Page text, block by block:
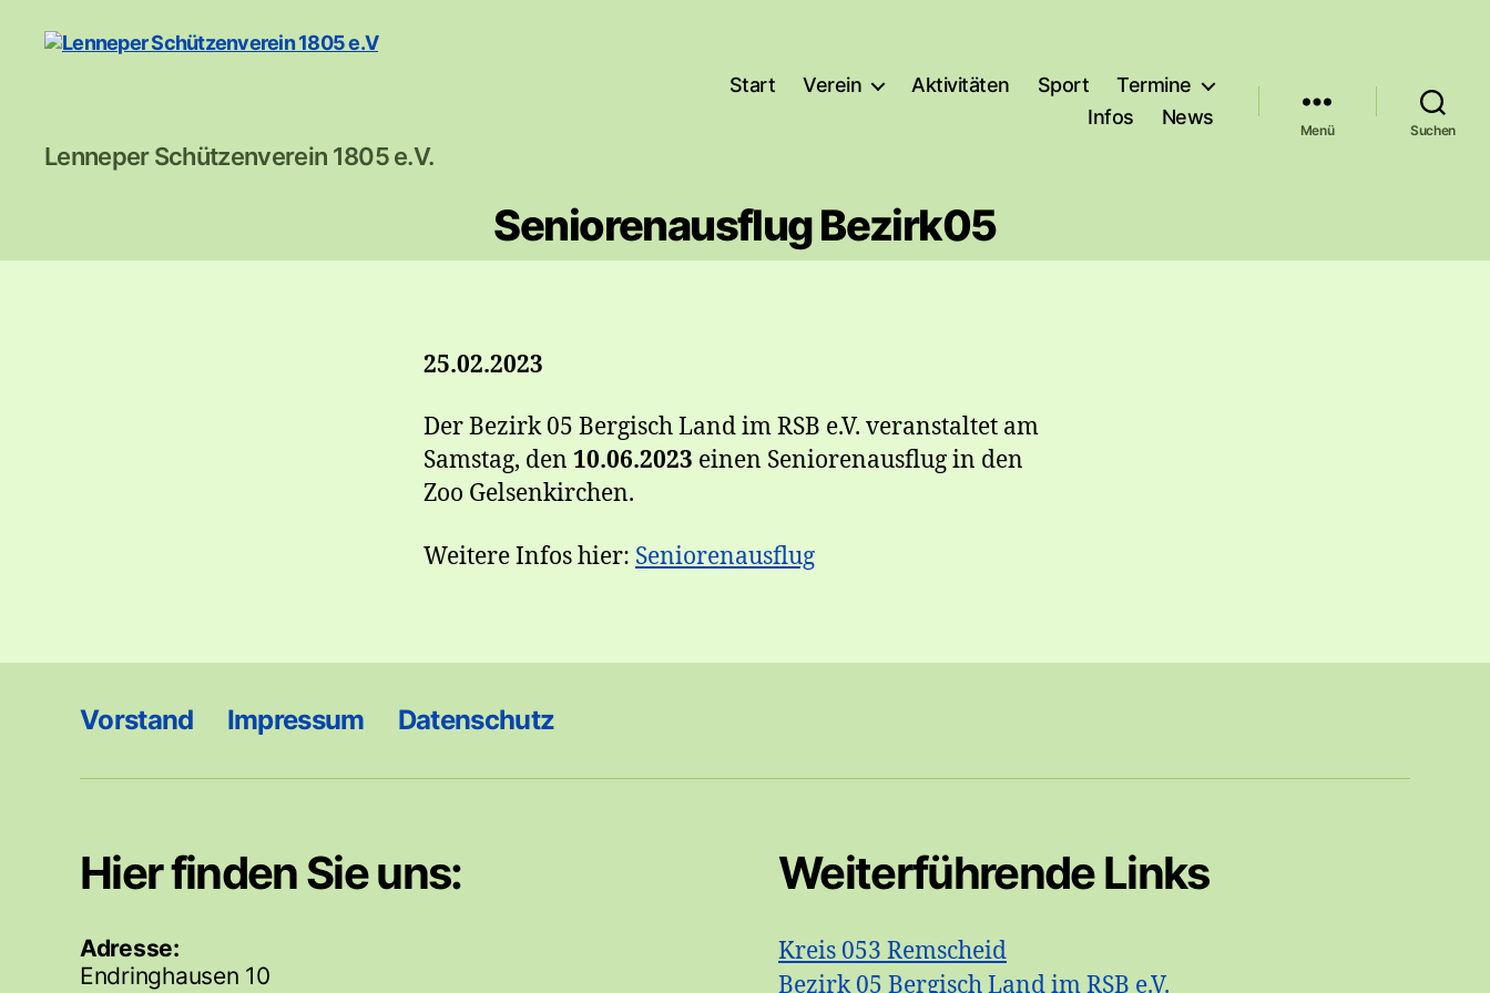
Schützenverein
Lenneper Schützenverein 1805 e.V.
Start Verein Aktivitäten Sport
Termine
Infos
News
Menü Suchen
Seniorenausflug Bezirk05
25.02.2023
Der Bezirk 05 Bergisch Land im RSB e.V. veranstaltet am
Samstag, den 10.06.2023 einen Seniorenausflug in den
Zoo Gelsenkirchen.
Weitere Infos hier: Seniorenausflug
Vorstand Impressum Datenschutz
Hier finden Sie uns:
Adresse:
Endringhausen 10
Weiterführende Links
Kreis 053 Remscheid
Bezirk 05 Bergisch Land im RSB e.V.